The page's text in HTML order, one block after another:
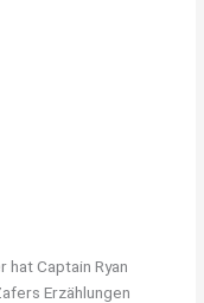
Captain Ryan
Erzählungen